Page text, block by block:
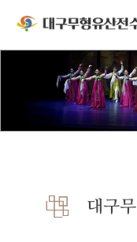
대구